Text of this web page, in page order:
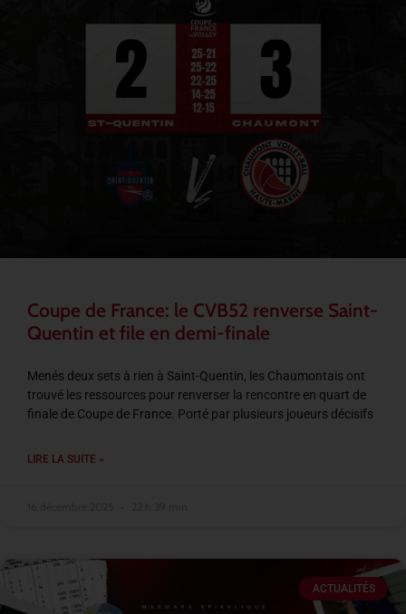
Coupe de France: le CVB52 renverse Saint-
Quentin et file en demi-finale
Menés deux sets à rien à Saint-Quentin, les Chaumontais ont
trouvé les ressources pour renverser la rencontre en quart de
finale de Coupe de France. Porté par plusieurs joueurs décisifs
LIRE LA SUITE »
ACTUALITÉS